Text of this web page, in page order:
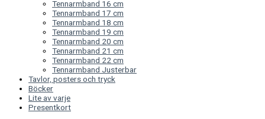
Tennarmband 16 cm
Tennarmband 17 cm
Tennarmband 18 cm
Tennarmband 19 cm
Tennarmband 20 cm
Tennarmband 21 cm
Tennarmband 22 cm
Tennarmband Justerbar
Tavlor, posters och tryck
Böcker
Lite av varje
Presentkort